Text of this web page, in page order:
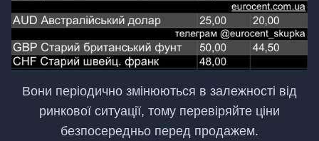
Вони періодично змінюються в залежності від
ринкової ситуації, тому перевіряйте ціни
безпосередньо перед продажем.